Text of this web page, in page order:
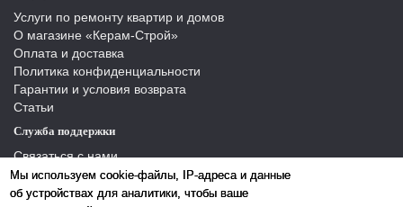
Мы используем cookie-файлы, IP-адреса и данные
об устройствах для аналитики, чтобы ваше
Услуги по ремонту квартир и домов
О магазине «Керам-Строй»
Оплата и доставка
Политика конфиденциальности
Гарантии и условия возврата
Статьи
Служба поддержки
Связаться с нами
Отзывы
Производители